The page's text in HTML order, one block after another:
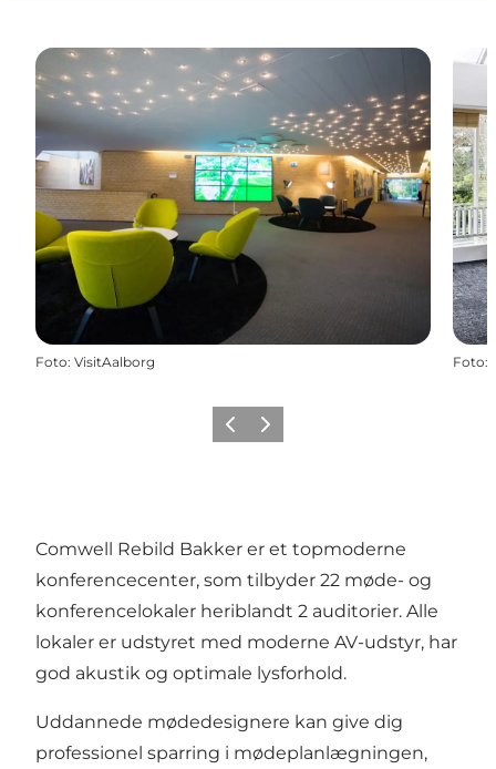
Foto: VisitAalborg Foto:
ForrigeNæste
Comwell Rebild Bakker er et topmoderne
konferencecenter, som tilbyder 22 møde- og
konferencelokaler heriblandt 2 auditorier. Alle
lokaler er udstyret med moderne AV-udstyr, har
god akustik og optimale lysforhold.
Uddannede mødedesignere kan give dig
professionel sparring i mødeplanlægningen,